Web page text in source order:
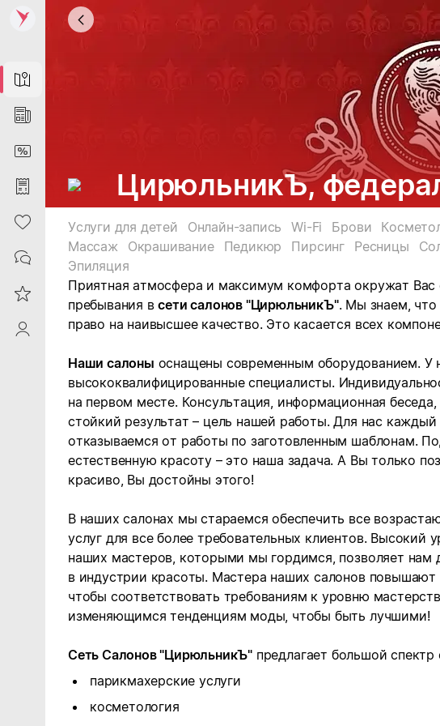
Map
News
DiscountCard
Purchases
Heart
Contacts
Reviews
ProfileSaby
ЦирюльникЪ,
Услуги для детей Онлайн-запись Wi-Fi Брови
Массаж
Окрашивание Педикюр Пирсинг Ресницы
Эпиляция
Приятная атмосфера и максимум комфорта окружат Вас
пребывания всети салонов "ЦирюльникЪ". Мы знаем,
право на наивысшее качество. Это касается всех
Наши салоны оснащены современным оборудованием. У
высококвалифицированные специалисты.
на первом месте. Консультация, информационная
стойкий результат – цель нашей работы. Для нас
отказываемся от работы по заготовленным шаблонам.
естественную красоту – это наша задача. А Вы только
красиво, Вы достойны этого!
В наших салонах мы стараемся обеспечить все
услуг для все более требовательных клиентов. Высокий
наших мастеров, которыми мы гордимся, позволяет нам
в индустрии красоты. Мастера наших салонов
чтобы соответствовать требованиям к уровню
изменяющимся тенденциям моды, чтобы быть лучшими!
Сеть Салонов "ЦирюльникЪ" предлагает большой
парикмахерские услуги
косметология